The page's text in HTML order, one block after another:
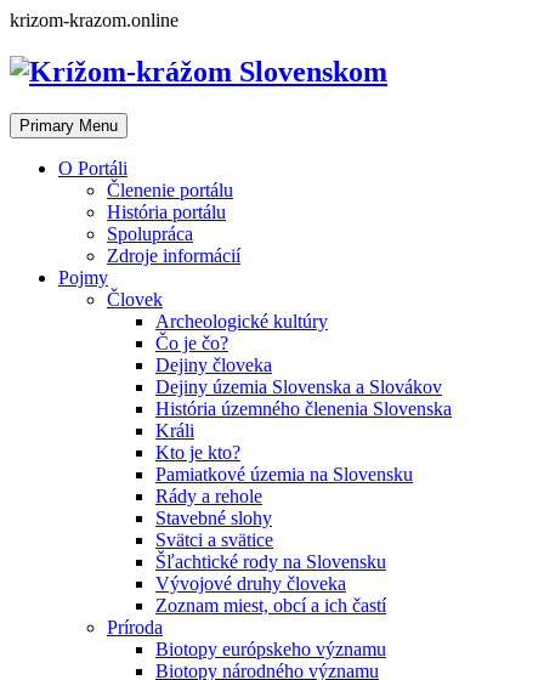
Skip
content
krizom-krazom.online
Primary Menu
O Portáli
Členenie portálu
História portálu
Spolupráca
Zdroje informácií
Pojmy
Človek
Archeologické kultúry
Čo je čo?
Dejiny človeka
Dejiny územia Slovenska a Slovákov
História územného členenia Slovenska
Králi
Kto je kto?
Pamiatkové územia na Slovensku
Rády a rehole
Stavebné slohy
Svätci a svätice
Šľachtické rody na Slovensku
Vývojové druhy človeka
Zoznam miest, obcí a ich častí
Príroda
Biotopy európskeho významu
Biotopy národného významu